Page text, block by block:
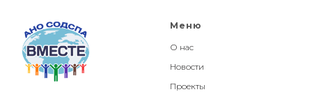
Меню
О нас
Новости
Проекты